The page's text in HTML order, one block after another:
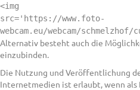
<img
src='https://www.foto-
webcam.eu/webcam/
Alternativ besteht auch die
einzubinden.
Die Nutzung und Veröffentlichung
Internetmedien ist erlaubt, wenn als